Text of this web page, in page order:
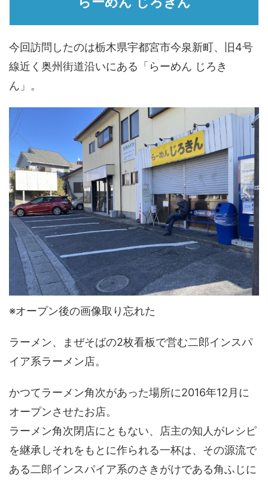
今回訪問したのは栃木県宇都宮市今泉新町、旧4号
線近く奥州街道沿いにある「らーめん じろき
ん」。
※オープン後の画像取り忘れた
ラーメン、まぜそばの2枚看板で営む二郎インスパ
イア系ラーメン店。
かつてラーメン角次があった場所に2016年12月に
オープンさせたお店。
ラーメン角次閉店にともない、店主の知人がレシピ
を継承しそれをもとに作られる一杯は、その源流で
ある二郎インスパイア系のさきがけである角ふじに